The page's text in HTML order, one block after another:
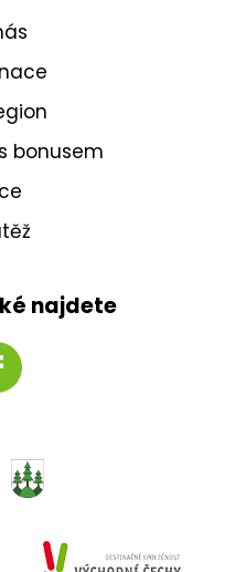
bonusem
najdete